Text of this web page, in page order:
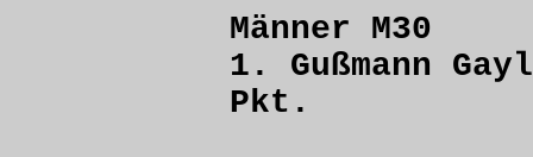
Männer M30
1. Gußmann
Pkt.